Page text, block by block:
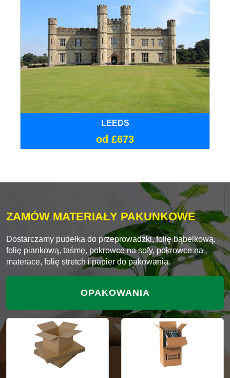
LEEDS
od £673
ZAMÓW MATERIAŁY PAKUNKOWE
Dostarczamy pudełka do przeprowadzki, folię bąbelkową,
folię piankową, taśmę, pokrowce na sofy, pokrowce na
materace, folię stretch i papier do pakowania.
OPAKOWANIA